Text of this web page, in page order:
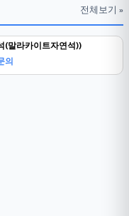
전체보기 »